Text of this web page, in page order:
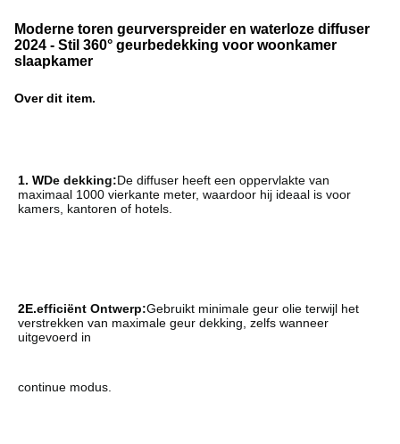
Moderne toren geurverspreider en waterloze diffuser
2024 - Stil 360° geurbedekking voor woonkamer
slaapkamer
Over dit item.
1. WDe dekking:De diffuser heeft een oppervlakte van
maximaal 1000 vierkante meter, waardoor hij ideaal is voor
kamers, kantoren of hotels.
2E.efficiënt Ontwerp:Gebruikt minimale geur olie terwijl het
verstrekken van maximale geur dekking, zelfs wanneer
uitgevoerd in
continue modus.